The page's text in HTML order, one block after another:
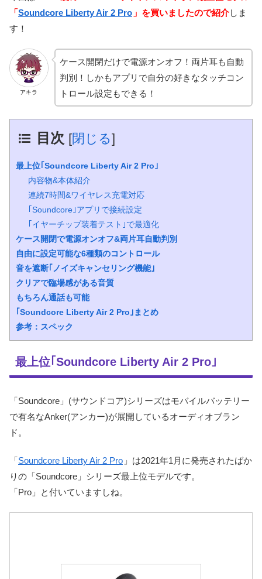
「Soundcore Liberty Air 2 Pro 」を買いましたので紹介しま
す！
アキラ
ケース開閉だけで電源オンオフ！両片耳も自動
判別！しかもアプリで自分の好きなタッチコン
トロール設定もできる！
目次 [閉じる]
最上位｢Soundcore Liberty Air 2 Pro｣
内容物&本体紹介
連続7時間&ワイヤレス充電対応
｢Soundcore｣アプリで接続設定
｢イヤーチップ装着テスト｣で最適化
ケース開閉で電源オンオフ&両片耳自動判別
自由に設定可能な6種類のコントロール
音を遮断｢ノイズキャンセリング機能｣
クリアで臨場感がある音質
もちろん通話も可能
｢Soundcore Liberty Air 2 Pro｣まとめ
参考：スペック
最上位｢Soundcore Liberty Air 2 Pro｣
「Soundcore」(サウンドコア)シリーズはモバイルバッテリー
で有名なAnker(アンカー)が展開しているオーディオブラン
ド。
「Soundcore Liberty Air 2 Pro 」は2021年1月に発売されたばか
りの「Soundcore」シリーズ最上位モデルです。
「Pro」と付いていますしね。